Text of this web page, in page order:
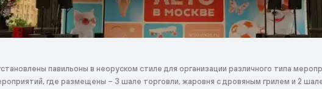
павильоны в неоруском стиле для организации различного типа
где размещены – 3 шале торговли, жаровня с дровяным грилем и 2